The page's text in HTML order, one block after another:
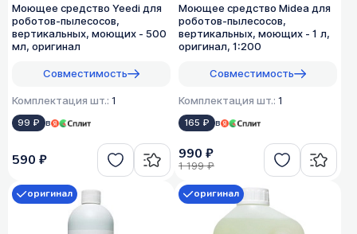
Моющее средство Yeedi для
роботов-пылесосов,
вертикальных, моющих - 500
мл, оригинал
Совместимость
Комплектация шт.: 1
99 ₽ в
590 ₽
Моющее средство Midea для
роботов-пылесосов,
вертикальных, моющих - 1 л,
оригинал, 1:200
Совместимость
Комплектация шт.: 1
165 ₽ в
990 ₽
1 199 ₽
оригинал оригинал